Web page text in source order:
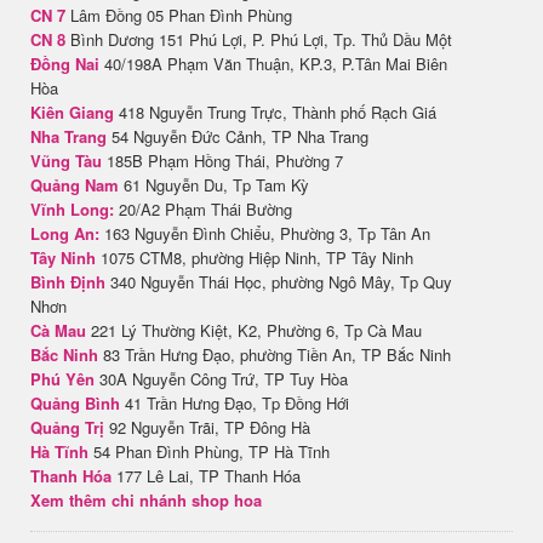
CN 7 Lâm Đồng 05 Phan Đình Phùng
CN 8 Bình Dương 151 Phú Lợi, P. Phú Lợi, Tp. Thủ Dầu Một
Đồng Nai 40/198A Phạm Văn Thuận, KP.3, P.Tân Mai Biên
Hòa
Kiên Giang 418 Nguyễn Trung Trực, Thành phố Rạch Giá
Nha Trang 54 Nguyễn Đức Cảnh, TP Nha Trang
Vũng Tàu 185B Phạm Hồng Thái, Phường 7
Quảng Nam 61 Nguyễn Du, Tp Tam Kỳ
Vĩnh Long: 20/A2 Phạm Thái Bường
Long An: 163 Nguyễn Đình Chiểu, Phường 3, Tp Tân An
Tây Ninh 1075 CTM8, phường Hiệp Ninh, TP Tây Ninh
Bình Định 340 Nguyễn Thái Học, phường Ngô Mây, Tp Quy
Nhơn
Cà Mau 221 Lý Thường Kiệt, K2, Phường 6, Tp Cà Mau
Bắc Ninh 83 Trần Hưng Đạo, phường Tiền An, TP Bắc Ninh
Phú Yên 30A Nguyễn Công Trứ, TP Tuy Hòa
Quảng Bình 41 Trần Hưng Đạo, Tp Đồng Hới
Quảng Trị 92 Nguyễn Trãi, TP Đông Hà
Hà Tĩnh 54 Phan Đình Phùng, TP Hà Tĩnh
Thanh Hóa 177 Lê Lai, TP Thanh Hóa
Xem thêm chi nhánh shop hoa